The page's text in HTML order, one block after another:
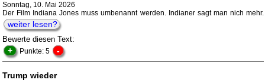
Sonntag, 10. Mai 2026
Der Film Indiana Jones muss umbenannt werden. Indianer sagt man nich mehr.
weiter lesen?
Bewerte diesen Text:
+ Punkte: 5 -
Trump wieder